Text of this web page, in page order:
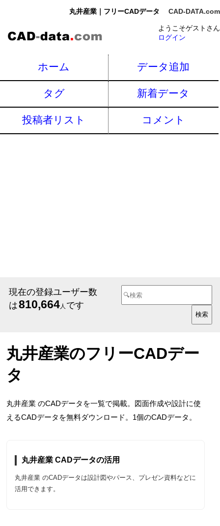
丸井産業｜フリーCADデータ CAD-DATA.com
ようこそゲストさん
ログイン
ホーム データ追加
タグ 新着データ
投稿者リスト コメント
現在の登録ユーザー数
は810,664人 です
丸井産業のフリーCADデー
タ
丸井産業 のCADデータを一覧で掲載。図面作成や設計に使
えるCADデータを無料ダウンロード。1個のCADデータ。
丸井産業 CADデータの活用
丸井産業 のCADデータは設計図やパース、プレゼン資料などに
活用できます。